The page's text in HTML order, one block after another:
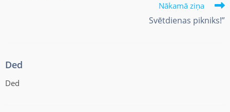
Nākamā ziņa
Svētdienas pikniks!”
Ded
Ded